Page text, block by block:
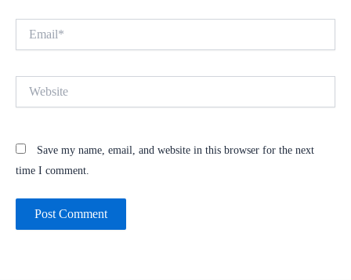
Save my name, email, and website in this browser for the next
time I comment.